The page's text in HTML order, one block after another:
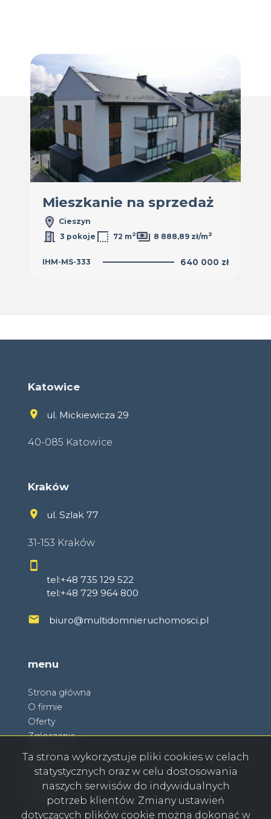
Dodaj do ulubionych
Mieszkanie na sprzedaż
Cieszyn
3 pokoje
72 m2 8 888,89 zł/m2
IHM-MS-333 640 000 zł
Katowice
ul. Mickiewicza 29
40-085 Katowice
Kraków
ul. Szlak 77
31-153 Kraków
tel:+48 735 129 522
tel:+48 729 964 800
biuro@multidomnieruchomosci.pl
menu
Strona główna
O firmie
Oferty
Zgłoszenia
Kontakt
Ta strona wykorzystuje pliki cookies w celach
statystycznych oraz w celu dostosowania
naszych serwisów do indywidualnych
potrzeb klientów. Zmiany ustawień
dotyczących plików cookie można dokonać w